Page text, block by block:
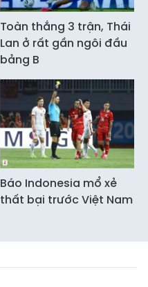
Toàn thắng 3 trận, Thái
Lan ở rất gần ngôi đầu
bảng B
Báo Indonesia mổ xẻ
thất bại trước Việt Nam